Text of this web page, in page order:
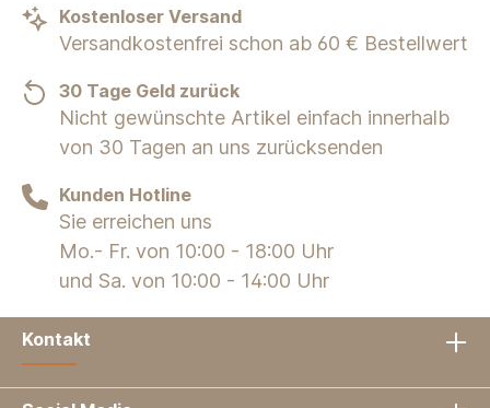
Kostenloser Versand
Versandkostenfrei schon ab 60 € Bestellwert
30 Tage Geld zurück
Nicht gewünschte Artikel einfach innerhalb
von 30 Tagen an uns zurücksenden
Kunden Hotline
Sie erreichen uns
Mo.- Fr. von 10:00 - 18:00 Uhr
und Sa. von 10:00 - 14:00 Uhr
Kontakt